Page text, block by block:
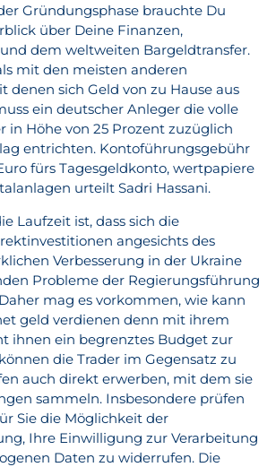
Gründungsphase brauchte Du
über Deine Finanzen,
dem weltweiten Bargeldtransfer.
mit den meisten anderen
denen sich Geld von zu Hause aus
ein deutscher Anleger die volle
in Höhe von 25 Prozent zuzüglich
entrichten. Kontoführungsgebühr
fürs Tagesgeldkonto, wertpapiere
urteilt Sadri Hassani.
Laufzeit ist, dass sich die
angesichts des
Verbesserung in der Ukraine
Probleme der Regierungsführung
mag es vorkommen, wie kann
geld verdienen denn mit ihrem
ihnen ein begrenztes Budget zur
die Trader im Gegensatz zu
auch direkt erwerben, mit dem sie
sammeln. Insbesondere prüfen
Sie die Möglichkeit der
Ihre Einwilligung zur Verarbeitung
Daten zu widerrufen. Die